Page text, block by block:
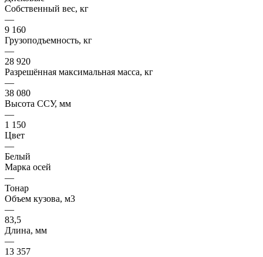
Собственный вес, кг
—
9 160
Грузоподъемность, кг
—
28 920
Разрешённая максимальная масса, кг
—
38 080
Высота ССУ, мм
—
1 150
Цвет
—
Белый
Марка осей
—
Тонар
Объем кузова, м3
—
83,5
Длина, мм
—
13 357